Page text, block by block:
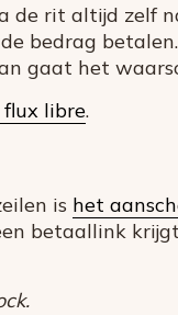
de rit altijd zelf
bedrag
gaat het
libre.
is het
betaallink